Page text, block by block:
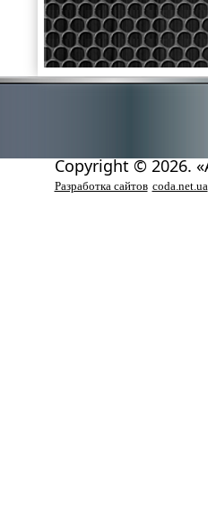
Copyright © 2026.
Разработка сайтов coda.net.ua